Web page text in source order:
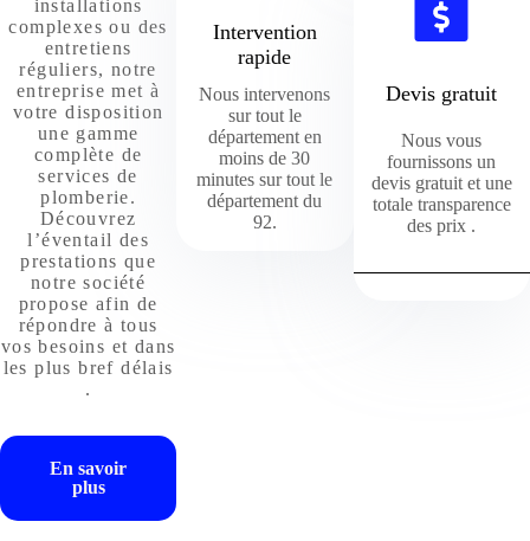
installations
complexes ou des
entretiens
réguliers, notre
entreprise met à
votre disposition
une gamme
complète de
services de
plomberie.
Découvrez
l’éventail des
prestations que
notre société
propose afin de
répondre à tous
vos besoins et dans
les plus bref délais
.
En savoir
plus
Intervention
rapide
Nous intervenons
sur tout le
département en
moins de 30
minutes sur tout le
département du
92.
Devis gratuit
Nous vous
fournissons un
devis gratuit et une
totale transparence
des prix .